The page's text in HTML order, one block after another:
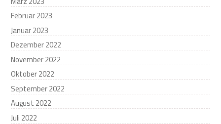
Februar 2023
Januar 2023
Dezember 2022
November 2022
Oktober 2022
September 2022
August 2022
Juli 2022